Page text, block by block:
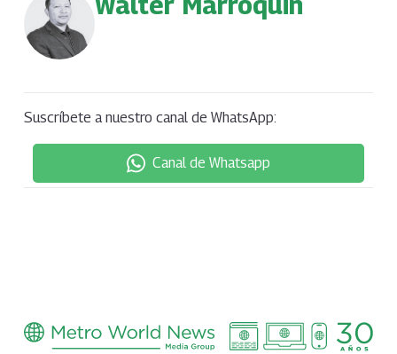
Suscríbete a nuestro canal de WhatsApp:
Canal de Whatsapp